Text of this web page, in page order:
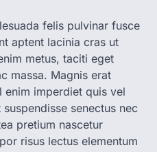
August 7, 2026
कृमि मुक्ति दिवस भारत सरकार द्वारा
सुधार के लिए वर्ष…
विष्णुदेव साय के नेतृत्व में
बड़ी उपलब्धि
felis pulvinar fusce
aptent lacinia cras ut
metus, taciti eget
massa. Magnis erat
enim imperdiet quis vel
senectus nec
pretium nascetur
risus lectus elementum